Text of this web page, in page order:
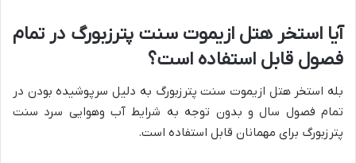
آیا استخر هتل ازیموت سنت پترزبورگ در تمام
فصول قابل استفاده است؟
بله استخر هتل ازیموت سنت پترزبورگ به دلیل سرپوشیده بودن در
تمام فصول سال و بدون توجه به شرایط آب وهوایی سرد سنت
پترزبورگ برای مهمانان قابل استفاده است.